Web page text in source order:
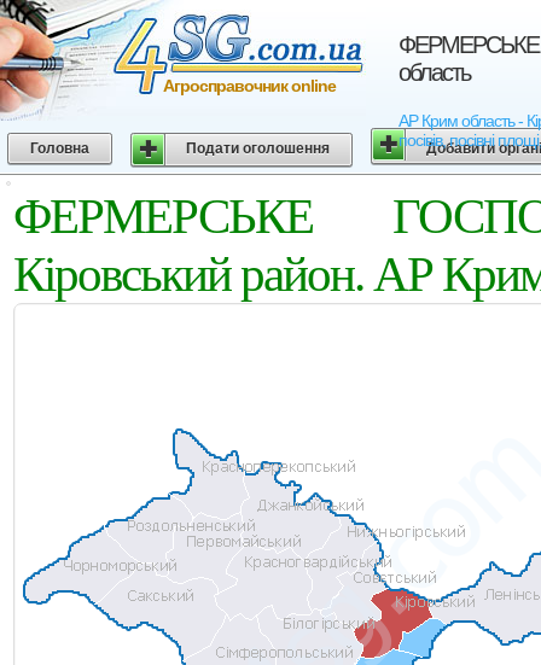
ФЕРМЕРСЬКЕ
область
АР Крим область -
посівів, посівні
Агросправочник online
Головна Подати оголошення Добавити
ФЕРМЕРСЬКЕ
Кіровський район. АР